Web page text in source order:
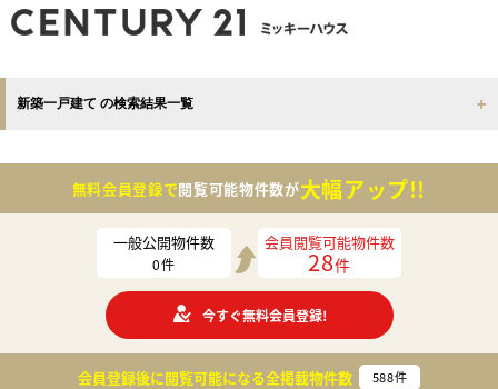
新築一戸建て の検索結果一覧
無料会員登録で閲覧可能物件数が大幅アップ!!
一般公開物件数
0件
会員閲覧可能物件数
28件
今すぐ無料会員登録!
会員登録後に閲覧可能になる全掲載物件数 588件